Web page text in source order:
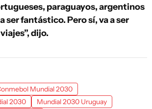
paraguayos, argentinos
ser fantástico. Pero sí, va a ser
dijo.
Mundial 2030
2030
Mundial 2030 Uruguay